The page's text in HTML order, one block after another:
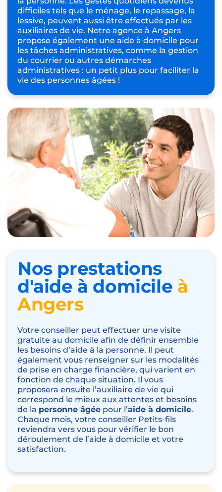
difficiles tels que le ménage, le repassage, la
lessive, peuvent aussi être effectués par les
auxiliaires de vie. Notre agence à Angers
propose également une aide à domicile pour
les tâches administratives, comme la gestion
du courrier ou autres démarches
administratives : un petit plus pour faciliter la
vie des personnes âgées !
Nos prestations
d'aide à domicile à
Angers
Votre conseiller peut effectuer une visite
gratuite au domicile afin de définir ensemble
les besoins d’aide à la personne. Il peut
également vous renseigner sur les modalités
de prise en charge financière, qui varient en
fonction de chaque situation. Il vous
proposera ensuite l’auxiliaire de vie qui
correspond le mieux aux attentes et besoins
de la personne âgée pour l’aide à domicile.
Chaque mois, votre conseiller Petits-fils
reviendra vers vous pour vérifier le bon
déroulement de l’aide à domicile et votre
satisfaction.